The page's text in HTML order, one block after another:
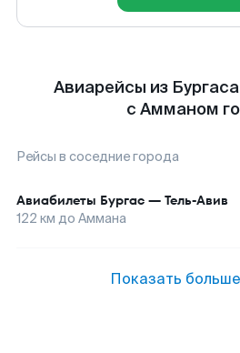
Авиарейсы из
с Амманом
Рейсы в соседние города
Авиабилеты Бургас — Тель-Авив
122 км до Аммана
Показать